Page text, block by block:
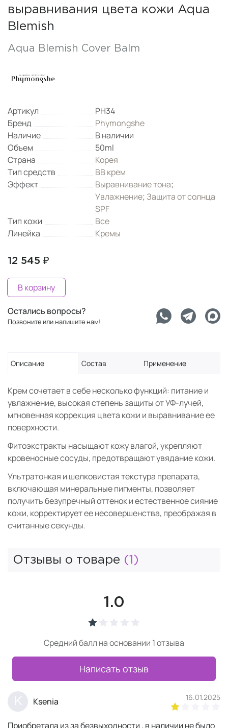
выравнивания цвета кожи Aqua
Blemish
Aqua Blemish Cover Balm
Артикул
PH34
Бренд
Phymongshe
Наличие
В наличии
Объем
50ml
Страна
Корея
Тип средств
BB крем
Эффект
Выравнивание тона;
Увлажнение; Защита от солнца
SPF
Тип кожи
Все
Линейка
Кремы
12 545 ₽
В корзину
Остались вопросы?
Позвоните или напишите нам!
Описание Состав Применение
Крем сочетает в себе несколько функций: питание и
увлажнение, высокая степень защиты от УФ-лучей,
мгновенная коррекция цвета кожи и выравнивание ее
поверхности.
Фитоэкстракты насыщают кожу влагой, укрепляют
кровеносные сосуды, предотвращают увядание кожи.
Ультратонкая и шелковистая текстура препарата,
включающая минеральные пигменты, позволяет
получить безупречный оттенок и естественное сияние
кожи, корректирует ее несовершенства, преображая в
считанные секунды.
Отзывы о товаре (1)
1.0
Средний балл на основании 1 отзыва
Написать отзыв
Ksenia 16.01.2025
Приобретала из за безвыходности , в наличии не было